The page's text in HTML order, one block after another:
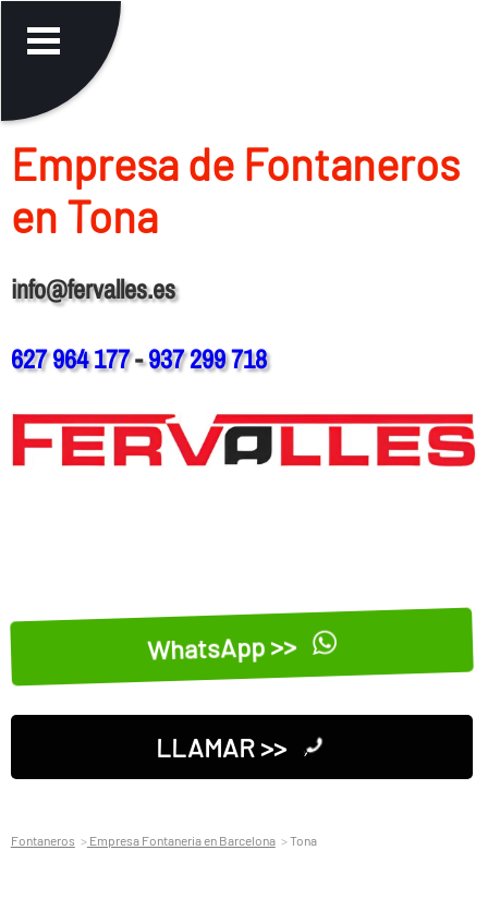
Empresa de Fontaneros
en Tona
info@fervalles.es
627 964 177-937 299 718
WhatsApp >>
LLAMAR >>
Fontaneros Empresa Fontaneria en Barcelona Tona